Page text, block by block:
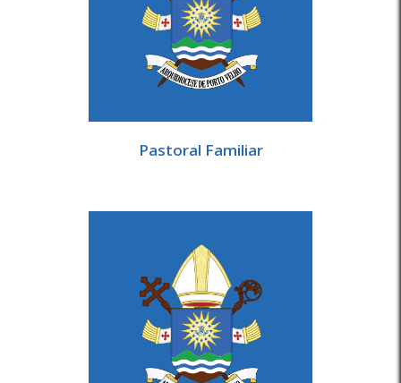
Pastoral Familiar